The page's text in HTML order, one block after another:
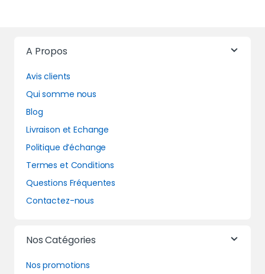
A Propos
Avis clients
Qui somme nous
Blog
Livraison et Echange
Politique d’échange
Termes et Conditions
Questions Fréquentes
Contactez-nous
Nos Catégories
Nos promotions